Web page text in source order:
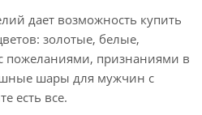
дает возможность купить
золотые, белые,
пожеланиями, признаниями в
шары для мужчин с
есть все.